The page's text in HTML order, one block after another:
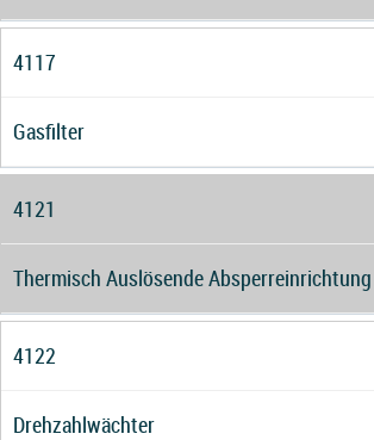
4117
Gasfilter
4121
Thermisch Auslösende Absperreinrichtung
4122
Drehzahlwächter